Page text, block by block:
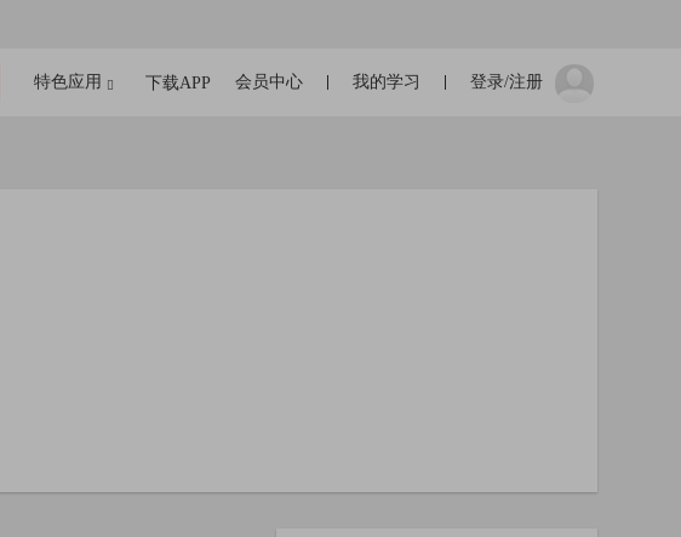
特色应用 下载APP 登录/注册
我的学习
会员中心